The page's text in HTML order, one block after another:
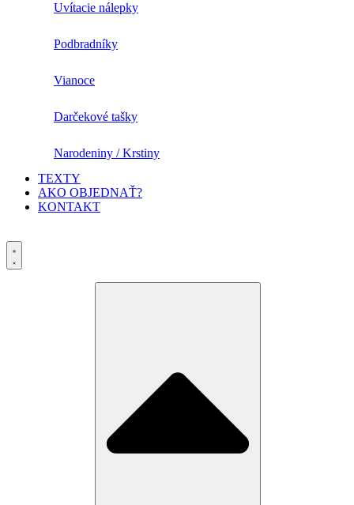
Uvítacie nálepky
Podbradníky
Vianoce
Darčekové tašky
Narodeniny / Krstiny
TEXTY
AKO OBJEDNAŤ?
KONTAKT